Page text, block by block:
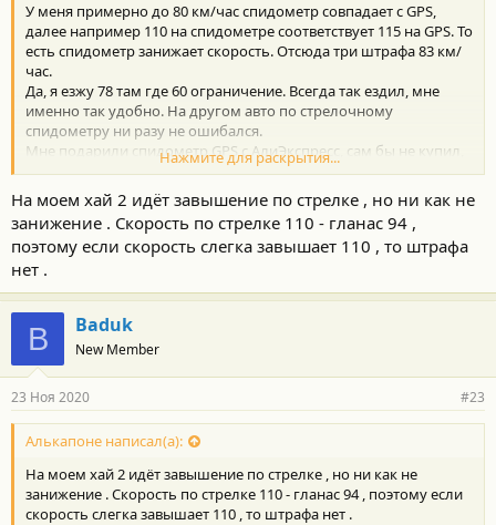
У меня примерно до 80 км/час спидометр совпадает с GPS,
далее например 110 на спидометре соответствует 115 на GPS. То
есть спидометр занижает скорость. Отсюда три штрафа 83 км/
час.
Да, я езжу 78 там где 60 ограничение. Всегда так ездил, мне
именно так удобно. На другом авто по стрелочному
спидометру ни разу не ошибался.
Мне подарили спидометр GPS с АлиЭкспресс, сам бы не купил,
теперь выручает и в целом удобнее так как взгляд не надо
ПС: около 10 лет опыта вождения, впервые заметил
существование такой проблемы.
Нажмите для раскрытия...
На моем хай 2 идёт завышение по стрелке , но ни как не
занижение . Скорость по стрелке 110 - гланас 94 ,
поэтому если скорость слегка завышает 110 , то штрафа
нет .
B Baduk
New Member
23 Ноя 2020 #23
Алькапоне написал(а):
На моем хай 2 идёт завышение по стрелке , но ни как не
занижение . Скорость по стрелке 110 - гланас 94 , поэтому если
скорость слегка завышает 110 , то штрафа нет .